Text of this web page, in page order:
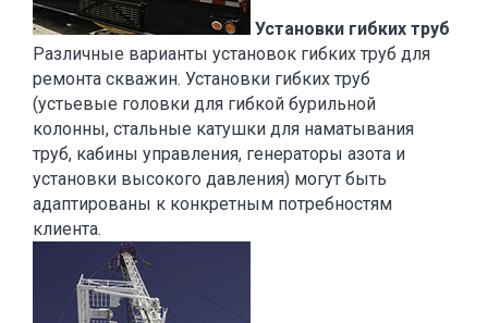
Установки гибких труб
Различные варианты установок гибких труб для
ремонта скважин. Установки гибких труб
(устьевые головки для гибкой бурильной
колонны, стальные катушки для наматывания
труб, кабины управления, генераторы азота и
установки высокого давления) могут быть
адаптированы к конкретным потребностям
клиента.